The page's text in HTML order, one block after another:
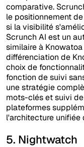
comparative.
le positionnement
si la visibilité
Scrunch AI est un
similaire à
différenciation de
choix de
fonction de suivi
une stratégie
mots-clés et suivi
plateformes
l'architecture unifiée
5. Nightwatch